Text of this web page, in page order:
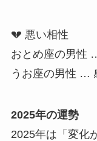
💔 悪い相性
おとめ座の男性
うお座の男性 …
2025年の運勢
2025年は「変化